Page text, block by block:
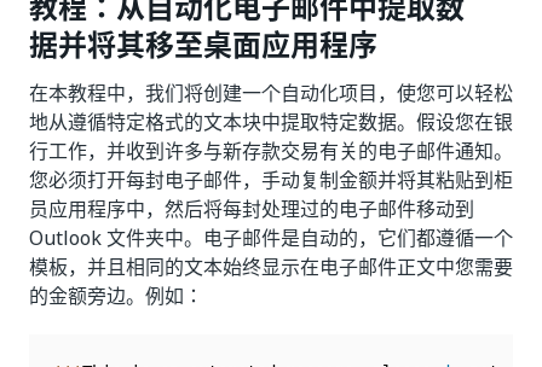
据并将其移至桌面应用程序
在本教程中，我们将创建一个自动化项目，使您可以轻松
地从遵循特定格式的文本块中提取特定数据。假设您在银
行工作，并收到许多与新存款交易有关的电子邮件通知。
您必须打开每封电子邮件，手动复制金额并将其粘贴到柜
员应用程序中，然后将每封处理过的电子邮件移动到
Outlook 文件夹中。电子邮件是自动的，它们都遵循一个
模板，并且相同的文本始终显示在电子邮件正文中您需要
的金额旁边。例如：